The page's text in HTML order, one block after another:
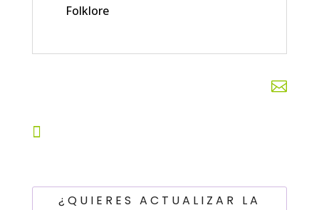
Folklore


¿QUIERES ACTUALIZAR LA